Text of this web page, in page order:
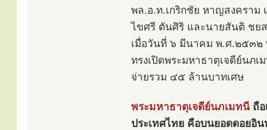
พล.อ.ท.เกริกชัย หาญสงคราม
ไขศรี ตันศิริ และนายสันติ ชย
เมื่อวันที่ ๖ มีนาคม พ.ศ.๒๕๓๒
ทรงเปิดพระมหาธาตุเจดีย์นภ
จ่ายรวม ๔๕ ล้านบาทเศษ
พระมหาธาตุเจดีย์นภเมทนีถือ
ประเทศไทย คือบนยอดดอยอิ